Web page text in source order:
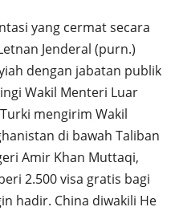
yang cermat secara
Jenderal (purn.)
dengan jabatan publik
Wakil Menteri Luar
mengirim Wakil
di bawah Taliban
Amir Khan Muttaqi,
2.500 visa gratis bagi
hadir. China diwakili He